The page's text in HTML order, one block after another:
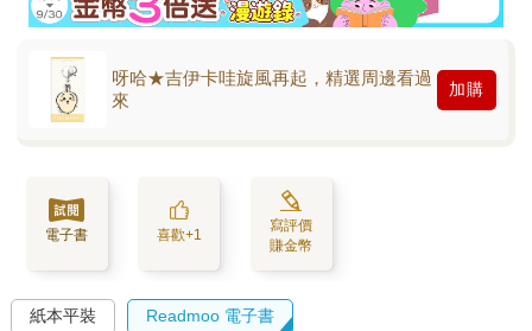
呀哈★吉伊卡哇旋風再起，精選周邊看過
來
加購
電子書 喜歡+1
寫評價
賺金幣
紙本平裝 Readmoo 電子書